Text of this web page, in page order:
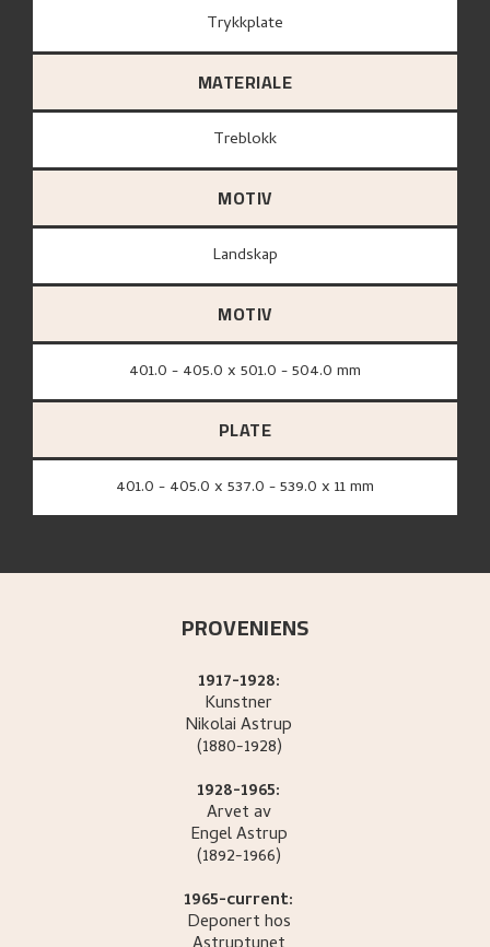
Trykkplate
MATERIALE
treblokk
MOTIV
Landskap
MOTIV
401.0 - 405.0 x 501.0 - 504.0 mm
PLATE
401.0 - 405.0 x 537.0 - 539.0 x 11 mm
PROVENIENS
1917-1928:
Kunstner
NikolaiAstrup
(1880-1928)
1928-1965:
Arvet av
EngelAstrup
(1892-1966)
1965-current:
Deponert hos